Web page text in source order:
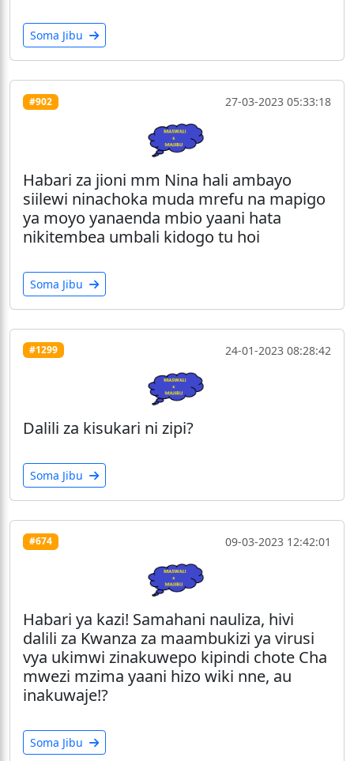
Soma Jibu
#902 27-03-2023 05:33:18
Habari za jioni mm Nina hali ambayo
siilewi ninachoka muda mrefu na mapigo
ya moyo yanaenda mbio yaani hata
nikitembea umbali kidogo tu hoi
Soma Jibu
#1299 24-01-2023 08:28:42
Dalili za kisukari ni zipi?
Soma Jibu
#674 09-03-2023 12:42:01
Habari ya kazi! Samahani nauliza, hivi
dalili za Kwanza za maambukizi ya virusi
vya ukimwi zinakuwepo kipindi chote Cha
mwezi mzima yaani hizo wiki nne, au
inakuwaje!?
Soma Jibu